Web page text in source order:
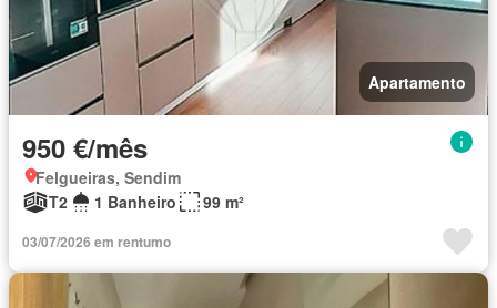
Apartamento
950 €/mês
Felgueiras, Sendim
T2
1 Banheiro 99 m²
03/07/2026 em rentumo